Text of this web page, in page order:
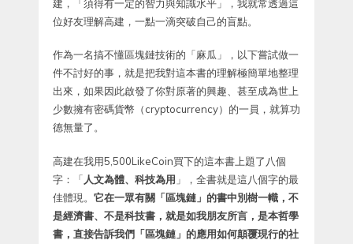
建，「須得有一定的智力與知識水平」，我就常透過這
位好友理解高建，一點一滴突破自己的盲點。
作為一名搞不懂區塊鏈技術的「麻瓜」，以下嘗試做一
件不討好的事，就是把我對這本書的理解極簡單地整理
出來，如果因此啟發了你對原著的興趣、甚至成為世上
少數擁有密碼貨幣（cryptocurrency）的一員，就算功
德無量了。
高建在我用5,500LikeCoin買下的這本書上題了八個
字：「 人文為體、科技為用 」，全書就是這八個字的最
佳體現。 它在一眾有關「區塊鏈」的書中別樹一幟，不
是經濟書、不是科技書，就是如我朋友所言，是本哲學
書，直接告訴我們「區塊鏈」的應用如何顛覆現行的社